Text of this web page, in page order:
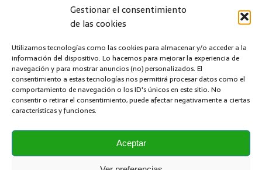
Gestionar el consentimiento
de las cookies
Utilizamos tecnologías como las cookies para almacenar y/o acceder a la
información del dispositivo. Lo hacemos para mejorar la experiencia de
navegación y para mostrar anuncios (no) personalizados. El
consentimiento a estas tecnologías nos permitirá procesar datos como el
comportamiento de navegación o los ID's únicos en este sitio. No
consentir o retirar el consentimiento, puede afectar negativamente a ciertas
características y funciones.
Aceptar
Soplado del arco
El soplado del arco se produce por perturbaciones magnéticas
Grietas en el cordón de la soldadura
Las grietas son defectos que pueden provocar la rotura. Se
pueden visualizar cuando están superficiales pudiendo
englobarse en el grupo de defectos externos de la soldadura
pero lo englobamos en este grupo ya que pueden ser más
ocultas. Las grietas detectadas deben ser saneadas y
soldadas de nuevo para evitar que queden grietas internas